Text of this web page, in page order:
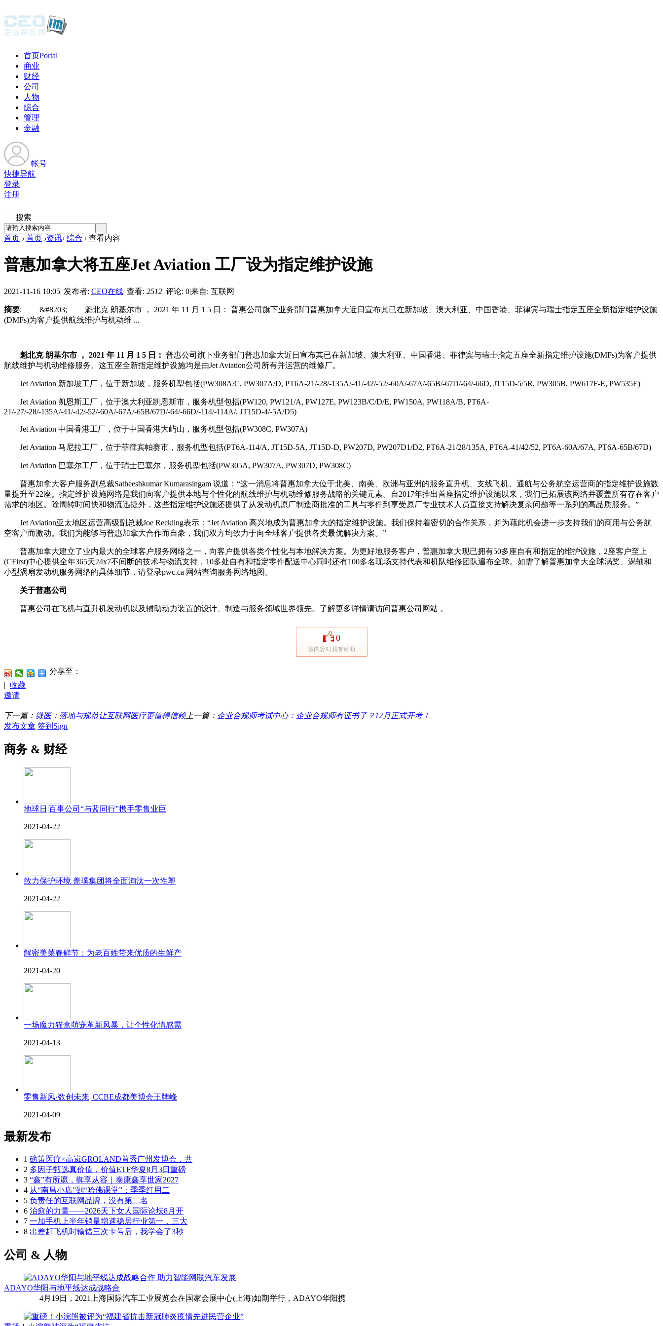
首页Portal
商业
财经
公司
人物
综合
管理
金融
帐号
快捷导航
登录
注册
搜索
首页 › 首页 ›资讯› 综合 › 查看内容
普惠加拿大将五座Jet Aviation 工厂设为指定维护设施
2021-11-16 10:05| 发布者: CEO在线| 查看: 2512| 评论: 0|来自: 互联网
摘要: &#8203; 魁北克 朗基尔市 ， 2021 年 11 月 1 5 日： 普惠公司旗下业务部门普惠加拿大近日宣布其已在新加坡、澳大利亚、中国香港、菲律宾与瑞士指定五座全新指定维护设施
(DMFs)为客户提供航线维护与机动维 ...
魁北克 朗基尔市 ， 2021 年 11 月 1 5 日： 普惠公司旗下业务部门普惠加拿大近日宣布其已在新加坡、澳大利亚、中国香港、菲律宾与瑞士指定五座全新指定维护设施(DMFs)为客户提供
航线维护与机动维修服务。这五座全新指定维护设施均是由Jet Aviation公司所有并运营的维修厂。
Jet Aviation 新加坡工厂，位于新加坡，服务机型包括(PW308A/C, PW307A/D, PT6A-21/-28/-135A/-41/-42/-52/-60A/-67A/-65B/-67D/-64/-66D, JT15D-5/5R, PW305B, PW617F-E, PW535E)
Jet Aviation 凯恩斯工厂，位于澳大利亚凯恩斯市，服务机型包括(PW120, PW121/A, PW127E, PW123B/C/D/E, PW150A, PW118A/B, PT6A-
21/-27/-28/-135A/-41/-42/-52/-60A/-67A/-65B/67D/-64/-66D/-114/-114A/, JT15D-4/-5A/D5)
Jet Aviation 中国香港工厂，位于中国香港大屿山，服务机型包括(PW308C, PW307A)
Jet Aviation 马尼拉工厂，位于菲律宾帕赛市，服务机型包括(PT6A-114/A, JT15D-5A, JT15D-D, PW207D, PW207D1/D2, PT6A-21/28/135A, PT6A-41/42/52, PT6A-60A/67A, PT6A-65B/67D)
Jet Aviation 巴塞尔工厂，位于瑞士巴塞尔，服务机型包括(PW305A, PW307A, PW307D, PW308C)
普惠加拿大客户服务副总裁Satheeshkumar Kumarasingam 说道：“这一消息将普惠加拿大位于北美、南美、欧洲与亚洲的服务直升机、支线飞机、通航与公务航空运营商的指定维护设施数
量提升至22座。指定维护设施网络是我们向客户提供本地与个性化的航线维护与机动维修服务战略的关键元素。自2017年推出首座指定维护设施以来，我们已拓展该网络并覆盖所有存在客户
需求的地区。除周转时间快和物流迅捷外，这些指定维护设施还提供了从发动机原厂制造商批准的工具与零件到享受原厂专业技术人员直接支持解决复杂问题等一系列的高品质服务。”
Jet Aviation亚太地区运营高级副总裁Joe Reckling表示：“Jet Aviation 高兴地成为普惠加拿大的指定维护设施。我们保持着密切的合作关系，并为藉此机会进一步支持我们的商用与公务航
空客户而激动。我们为能够与普惠加拿大合作而自豪，我们双方均致力于向全球客户提供各类最优解决方案。”
普惠加拿大建立了业内最大的全球客户服务网络之一，向客户提供各类个性化与本地解决方案。为更好地服务客户，普惠加拿大现已拥有50多座自有和指定的维护设施，2座客户至上
(CFirst)中心提供全年365天24x7不间断的技术与物流支持，10多处自有和指定零件配送中心同时还有100多名现场支持代表和机队维修团队遍布全球。如需了解普惠加拿大全球涡桨、涡轴和
小型涡扇发动机服务网络的具体细节，请登录pwc.ca 网站查询服务网络地图。
关于普惠公司
普惠公司在飞机与直升机发动机以及辅助动力装置的设计、制造与服务领域世界领先。了解更多详情请访问普惠公司网站 。
0
该内容对我有帮助
分享至：
| 收藏
邀请
下一篇： 微医：落地与规范让互联网医疗更值得信赖上一篇： 企业合规师考试中心：企业合规师有证书了？12月正式开考！
发布文章 签到Sign
商务 & 财经
地球日|百事公司“与蓝同行”携手零售业巨
2021-04-22
致力保护环境 盖璞集团将全面淘汰一次性塑
2021-04-22
解密美菜春鲜节：为老百姓带来优质的生鲜产
2021-04-20
一场魔力猫盒萌宠革新风暴，让个性化情感需
2021-04-13
零售新风·数创未来| CCBE成都美博会王牌峰
2021-04-09
最新发布
1 磅策医疗×高岚GROLAND首秀广州发博会，共
2 多因子甄选真价值，价值ETF华夏8月3日重磅
3 “鑫”有所愿，御享从容｜泰康鑫享世家2027
4 从“南昌小店”到“哈佛课堂”：季季红用二
5 负责任的互联网品牌，没有第二名
6 治愈的力量——2026天下女人国际论坛8月开
7 一加手机上半年销量增速稳居行业第一，三大
8 出差赶飞机时输错三次卡号后，我学会了3秒
公司 & 人物
ADAYO华阳与地平线达成战略合
4月19日，2021上海国际汽车工业展览会在国家会展中心(上海)如期举行，ADAYO华阳携